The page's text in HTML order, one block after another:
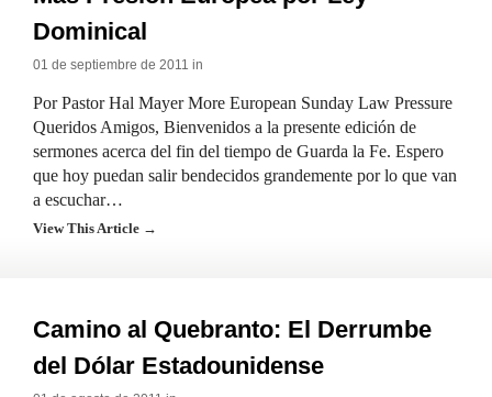
Dominical
01 de septiembre de 2011 in
Por Pastor Hal Mayer More European Sunday Law Pressure
Queridos Amigos, Bienvenidos a la presente edición de
sermones acerca del fin del tiempo de Guarda la Fe. Espero
que hoy puedan salir bendecidos grandemente por lo que van
a escuchar…
View This Article →
Camino al Quebranto: El Derrumbe
del Dólar Estadounidense